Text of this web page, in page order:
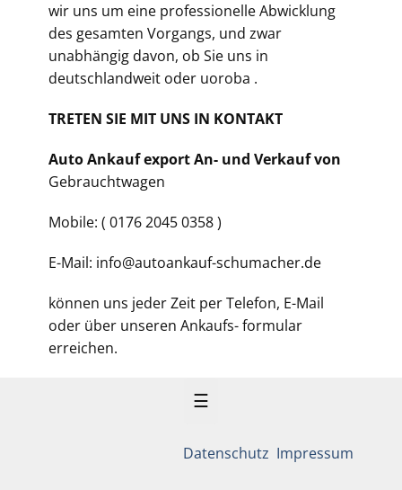
wir uns um eine professionelle Abwicklung
des gesamten Vorgangs, und zwar
unabhängig davon, ob Sie uns in
deutschlandweit oder uoroba .
TRETEN SIE MIT UNS IN KONTAKT
Auto Ankauf export An- und Verkauf von
Gebrauchtwagen
Mobile: ( 0176 2045 0358 )
E-Mail: info@autoankauf-schumacher.de
können uns jeder Zeit per Telefon, E-Mail
oder über unseren Ankaufs- formular
erreichen.
☰
Datenschutz Impressum